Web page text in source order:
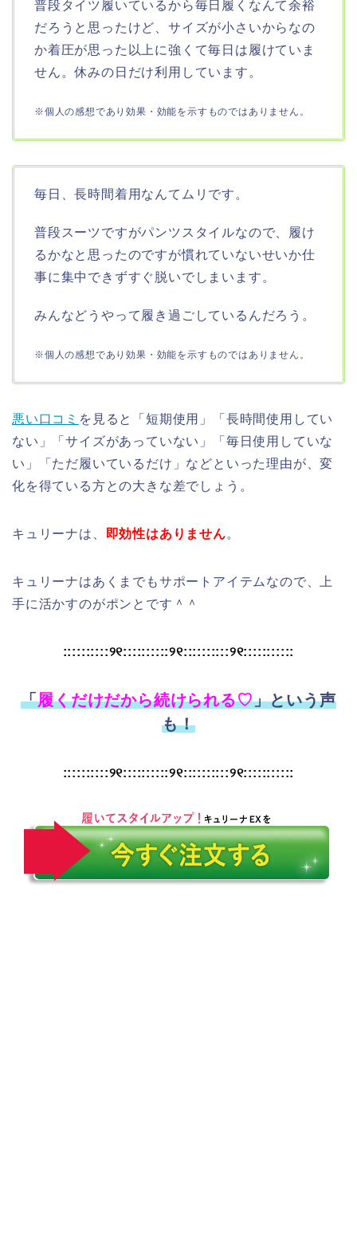
普段タイツ履いているから毎日履くなんて余裕
だろうと思ったけど、サイズが小さいからなの
か着圧が思った以上に強くて毎日は履けていま
せん。休みの日だけ利用しています。
※個人の感想であり効果・効能を示すものではありません。
毎日、長時間着用なんてムリです。
普段スーツですがパンツスタイルなので、履け
るかなと思ったのですが慣れていないせいか仕
事に集中できずすぐ脱いでしまいます。
みんなどうやって履き過ごしているんだろう。
※個人の感想であり効果・効能を示すものではありません。
悪い口コミ を見ると「短期使用」「長時間使用してい
ない」「サイズがあっていない」「毎日使用していな
い」「ただ履いているだけ」などといった理由が、変
化を得ている方との大きな差でしょう。
キュリーナは、 即効性はありません。
キュリーナはあくまでもサポートアイテムなので、上
手に活かすのがポンとです＾＾
::::::::::୨୧::::::::::୨୧::::::::::୨୧:::::::::::
「履くだけだから続けられる♡」という声
も！
::::::::::୨୧::::::::::୨୧::::::::::୨୧:::::::::::